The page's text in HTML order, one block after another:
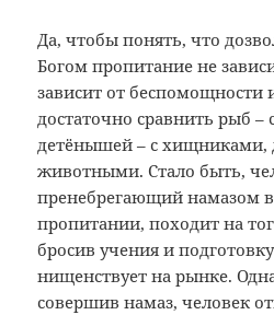
Да, чтобы понять, что
Богом пропитание не
зависит от беспомощности
достаточно сравнить рыб –
детёнышей – с хищниками,
животными. Стало быть,
пренебрегающий намазом
пропитании, походит на
бросив учения и
нищенствует на рынке.
совершив намаз, человек